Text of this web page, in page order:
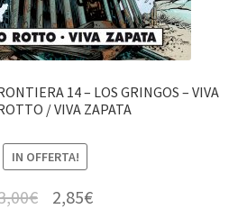
14 – LOS GRINGOS – VIVA
/ VIVA ZAPATA
IN OFFERTA!
€ 2,85€